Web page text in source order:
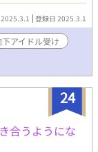
登録日 2025.3.1
下アイドル受け
24
合うようにな